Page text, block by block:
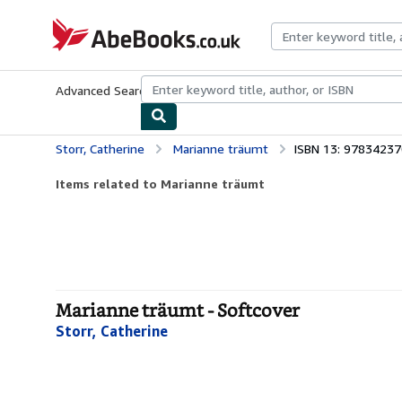
AbeBooks.co.uk
Advanced Search Browse CollectionsRare BooksArt &
Storr, Catherine Marianne träumt ISBN 13:
Items related to Marianne träumt
Marianne träumt - Softcover
Storr, Catherine